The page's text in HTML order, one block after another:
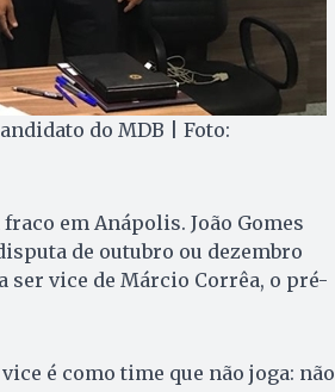
do MDB | Foto:
em Anápolis. João Gomes
de outubro ou dezembro
ser vice de Márcio Corrêa, o pré-
é como time que não joga: não